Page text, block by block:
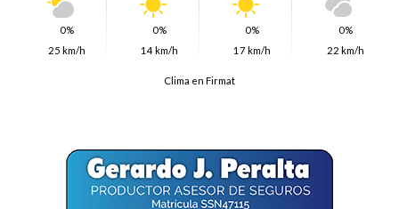
0%
25 km/h
0%
14 km/h
0%
17 km/h
0%
22 km/h
Clima en Firmat